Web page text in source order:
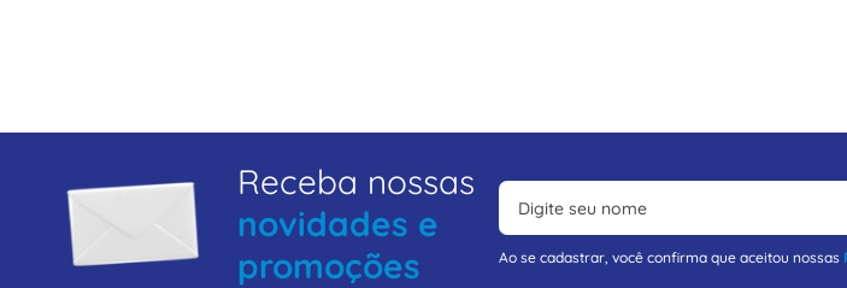
Receba nossas
novidades e
promoções
Ao se cadastrar, você confirma que aceitou nossas